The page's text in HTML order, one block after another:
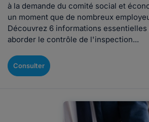
à la demande du comité social et
un moment que de nombreux
Découvrez 6 informations essentielles
aborder le contrôle de l'inspection...
Consulter